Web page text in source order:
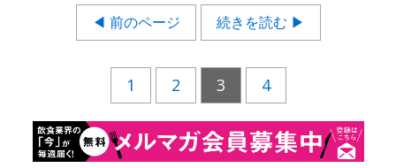
◀ 前のページ 続きを読む ▶
1 2 3 4